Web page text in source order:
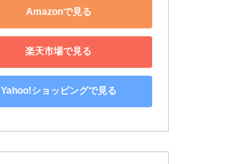
Amazonで見る
楽天市場で見る
Yahoo!ショッピングで見る